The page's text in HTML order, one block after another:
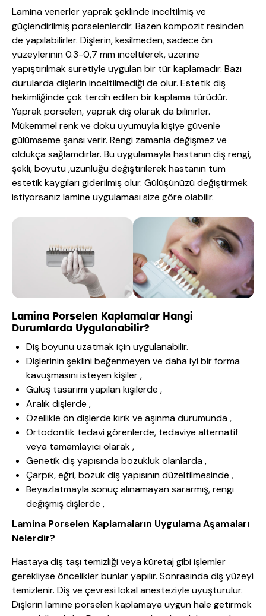
Lamina venerler yaprak şeklinde inceltilmiş ve
güçlendirilmiş porselenlerdir. Bazen kompozit resinden
de yapılabilirler. Dişlerin, kesilmeden, sadece ön
yüzeylerinin 0.3-0,7 mm inceltilerek, üzerine
yapıştırılmak suretiyle uygulan bir tür kaplamadır. Bazı
durularda dişlerin inceltilmediği de olur. Estetik diş
hekimliğinde çok tercih edilen bir kaplama türüdür.
Yaprak porselen, yaprak diş olarak da bilinirler.
Mükemmel renk ve doku uyumuyla kişiye güvenle
gülümseme şansı verir. Rengi zamanla değişmez ve
oldukça sağlamdırlar. Bu uygulamayla hastanın diş rengi,
şekli, boyutu ,uzunluğu değiştirilerek hastanın tüm
estetik kaygıları giderilmiş olur. Gülüşünüzü değiştirmek
istiyorsanız lamine uygulaması size göre olabilir.
Lamina Porselen Kaplamalar Hangi
Durumlarda Uygulanabilir?
Diş boyunu uzatmak için uygulanabilir.
Dişlerinin şeklini beğenmeyen ve daha iyi bir forma
kavuşmasını isteyen kişiler ,
Gülüş tasarımı yapılan kişilerde ,
Aralık dişlerde ,
Özellikle ön dişlerde kırık ve aşınma durumunda ,
Ortodontik tedavi görenlerde, tedaviye alternatif
veya tamamlayıcı olarak ,
Genetik diş yapısında bozukluk olanlarda ,
Çarpık, eğri, bozuk diş yapısının düzeltilmesinde ,
Beyazlatmayla sonuç alınamayan sararmış, rengi
değişmiş dişlerde ,
Lamina Porselen Kaplamaların Uygulama Aşamaları
Nelerdir?
Hastaya diş taşı temizliği veya küretaj gibi işlemler
gerekliyse öncelikler bunlar yapılır. Sonrasında diş yüzeyi
temizlenir. Diş ve çevresi lokal anesteziyle uyuşturulur.
Dişlerin lamine porselen kaplamaya uygun hale getirmek